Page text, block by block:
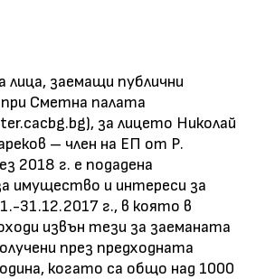
лица, заемащи публични
Сметна палата
за лицето Николай
– член на ЕП от Р.
2018 г. е подадена
имущество и интереси за
31.12.2017 г., в която в
извън тези за заеманата
през предходната
когато са общо над 1000